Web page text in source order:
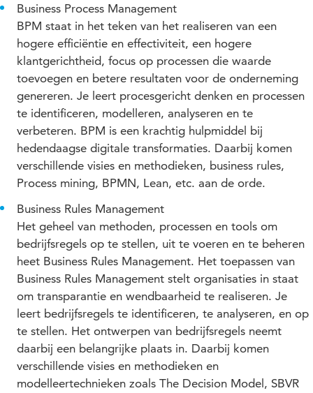
Business Process Management
BPM staat in het teken van het realiseren van een
hogere efficiëntie en effectiviteit, een hogere
klantgerichtheid, focus op processen die waarde
toevoegen en betere resultaten voor de onderneming
genereren. Je leert procesgericht denken en processen
te identificeren, modelleren, analyseren en te
verbeteren. BPM is een krachtig hulpmiddel bij
hedendaagse digitale transformaties. Daarbij komen
verschillende visies en methodieken, business rules,
Process mining, BPMN, Lean, etc. aan de orde.
Business Rules Management
Het geheel van methoden, processen en tools om
bedrijfsregels op te stellen, uit te voeren en te beheren
heet Business Rules Management. Het toepassen van
Business Rules Management stelt organisaties in staat
om transparantie en wendbaarheid te realiseren. Je
leert bedrijfsregels te identificeren, te analyseren, en op
te stellen. Het ontwerpen van bedrijfsregels neemt
daarbij een belangrijke plaats in. Daarbij komen
verschillende visies en methodieken en
modelleertechnieken zoals The Decision Model, SBVR